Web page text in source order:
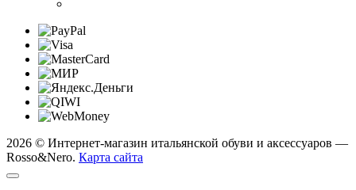
2026 © Интернет-магазин итальянской обуви и аксессуаров —
Rosso&Nero. Карта сайта